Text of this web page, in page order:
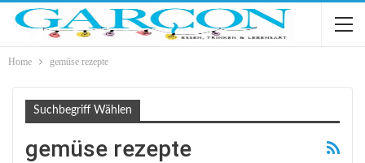
Home gemüse rezepte
Suchbegriff Wählen
gemüse rezepte